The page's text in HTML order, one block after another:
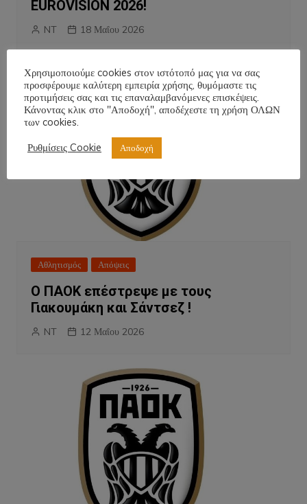
EUROVISION 2026!
NT 18 Μαΐου 2026
Αθλητισμός Απόψεις
Ο ΠΑΟΚ επέστρεψε με τους
Γιακουμάκη και Σάντσεζ !
NT 12 Μαΐου 2026
Χρησιμοποιούμε cookies στον ιστότοπό μας για να σας
προσφέρουμε καλύτερη εμπειρία χρήσης, θυμόμαστε τις
προτιμήσεις σας και τις επαναλαμβανόμενες επισκέψεις.
Κάνοντας κλικ στο "Αποδοχή", αποδέχεστε τη χρήση ΟΛΩΝ
των cookies.
Ρυθμίσεις Cookie
Αποδοχή